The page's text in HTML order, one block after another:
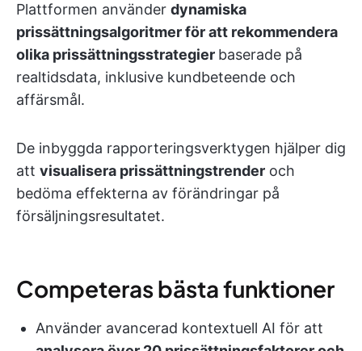
Plattformen använder dynamiska
prissättningsalgoritmer för att rekommendera
olika prissättningsstrategier baserade på
realtidsdata, inklusive kundbeteende och
affärsmål.
De inbyggda rapporteringsverktygen hjälper dig
att visualisera prissättningstrender och
bedöma effekterna av förändringar på
försäljningsresultatet.
Competeras bästa funktioner
Använder avancerad kontextuell AI för att